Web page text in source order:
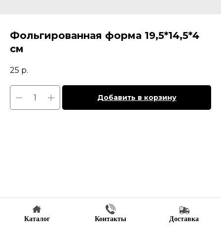
Фольгированная форма 19,5*14,5*4
см
25 р.
Добавить в корзину
Каталог Контакты Доставка